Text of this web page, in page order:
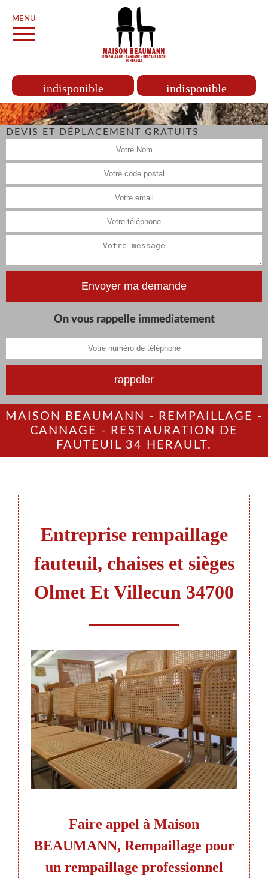
MENU
indisponible indisponible
DEVIS ET DÉPLACEMENT GRATUITS
On vous rappelle immediatement
MAISON BEAUMANN - REMPAILLAGE -
CANNAGE - RESTAURATION DE
FAUTEUIL 34 HERAULT.
Entreprise rempaillage
fauteuil, chaises et sièges
Olmet Et Villecun 34700
à
Faire appel à Maison
BEAUMANN, Rempaillage pour
un rempaillage professionnel